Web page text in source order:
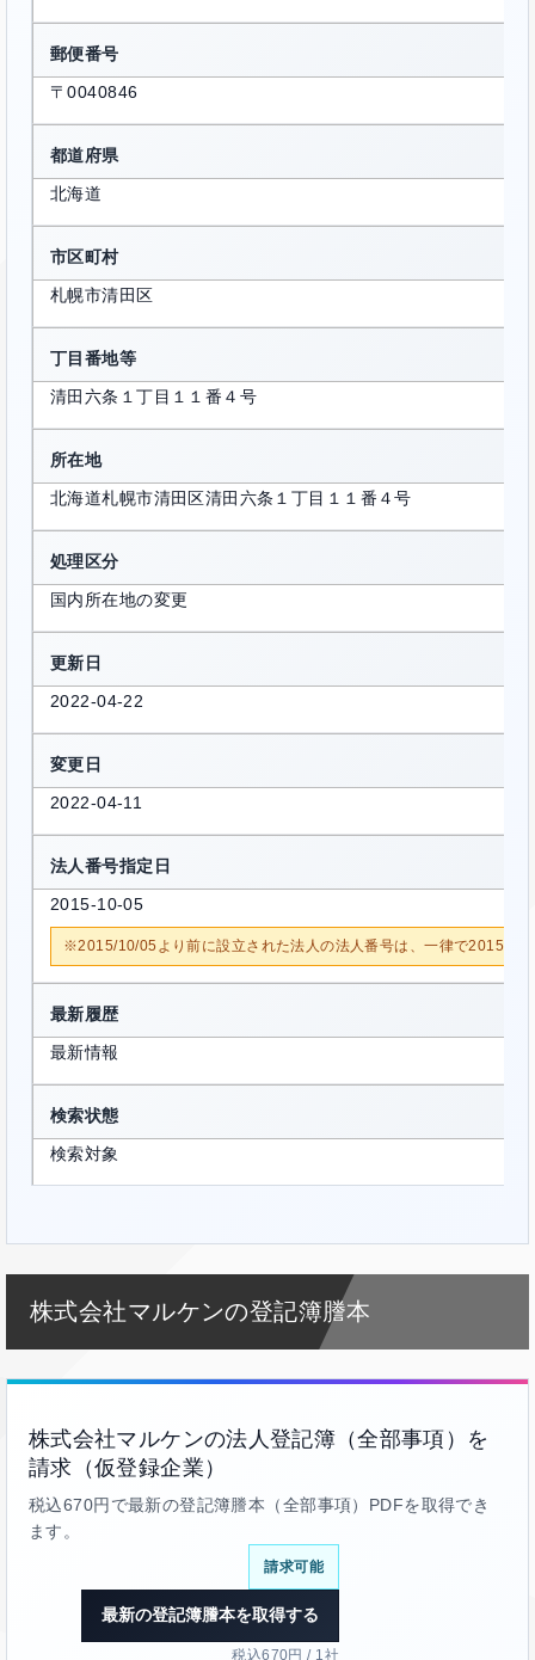
郵便番号
〒0040846
都道府県
北海道
市区町村
札幌市清田区
丁目番地等
清田六条１丁目１１番４号
所在地
北海道札幌市清田区清田六条１丁目１１番４号
処理区分
国内所在地の変更
更新日
2022-04-22
変更日
2022-04-11
法人番号指定日
2015-10-05
※2015/10/05より前に設立された法人の法人番号は、一律で2015/10/
最新履歴
最新情報
検索状態
検索対象
株式会社マルケンの登記簿謄本
株式会社マルケンの法人登記簿（全部事項）を
請求（仮登録企業）
税込670円で最新の登記簿謄本（全部事項）PDFを取得でき
ます。
請求可能
最新の登記簿謄本を取得する
税込670円 / 1社